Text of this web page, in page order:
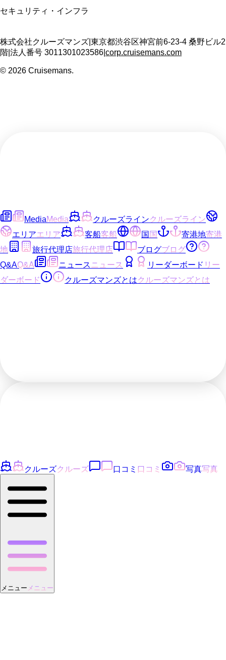
セキュリティ・インフラ
株式会社クルーズマンズ 東京都渋谷区神宮前6-23-4 桑野ビル2
階 法人番号 3011301023586 corp.cruisemans.com
© 2026 Cruisemans.
MediaMedia クルーズラインクルーズライン
エリアエリア 客船客船 国国 寄港地寄港
地
旅行代理店旅行代理店 ブログブログ
Q&AQ&A ニュース ニュース リーダーボード リー
ダーボード
クルーズマンズとはクルーズマンズとは
クルーズクルーズ 口コミ 口コミ 写真写真
メニュー メニュー